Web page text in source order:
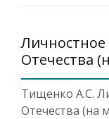
Личностное
Отечества
Тищенко А.С.
Отечества (на